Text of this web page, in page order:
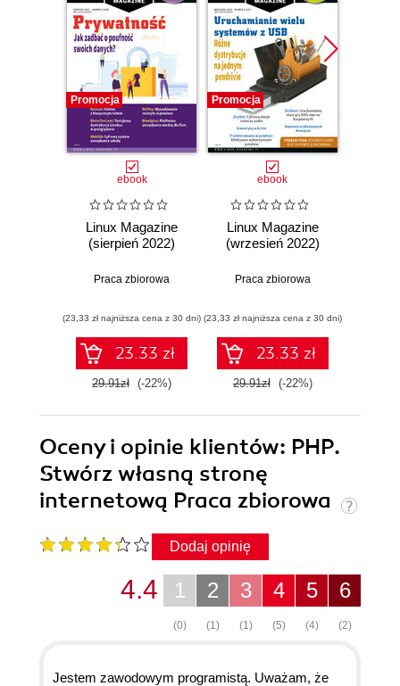
Promocja
ebook
Linux Magazine
(sierpień 2022)
Praca zbiorowa
(23,33 zł najniższa cena z 30 dni)
23.33 zł
29.91zł (-22%)
Promocja
ebook
Linux Magazine
(wrzesień 2022)
Praca zbiorowa
(23,33 zł najniższa cena z 30 dni)
23.33 zł
29.91zł (-22%)
Oceny i opinie klientów: PHP.
Stwórz własną stronę
internetową Praca zbiorowa
Dodaj opinię
6
(2)
5
(4)
4
(5)
3
(1)
2
(1)
1
(0)
4.4
Jestem zawodowym programistą. Uważam, że